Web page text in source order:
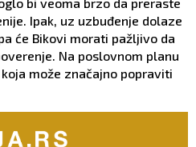
Ipak, uz uzbuđenje dolaze
će Bikovi morati pažljivo da
Na poslovnom planu
može značajno popraviti